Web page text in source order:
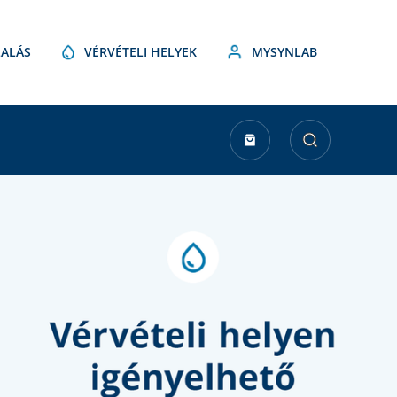
VÉRVÉTELI HELYEK MYSYNLAB